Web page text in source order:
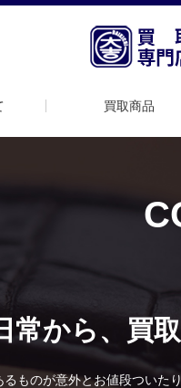
買取商品
常から、買
るものが意外とお値段ついた